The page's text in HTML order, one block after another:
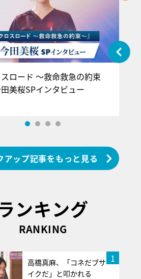
スロード ～救命救急の約束
田美桜SPインタビュー
アップ記事をもっと見る
ンキング
RANKING
1
高橋真麻、「コネだブサ
イクだ」と叩かれる